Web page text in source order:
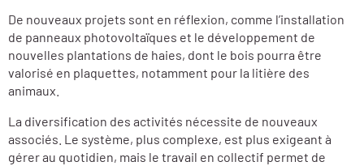
De nouveaux projets sont en réflexion, comme l’installation
de panneaux photovoltaïques et le développement de
nouvelles plantations de haies, dont le bois pourra être
valorisé en plaquettes, notamment pour la litière des
animaux.
La diversification des activités nécessite de nouveaux
associés. Le système, plus complexe, est plus exigeant à
gérer au quotidien, mais le travail en collectif permet de